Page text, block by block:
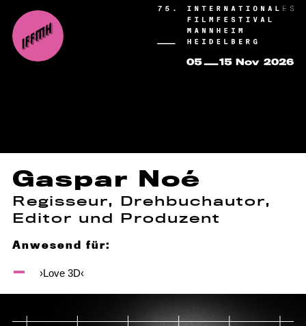
Gaspar Noé
Regisseur, Drehbuchautor,
Editor und Produzent
Anwesend für:
›Love 3D‹